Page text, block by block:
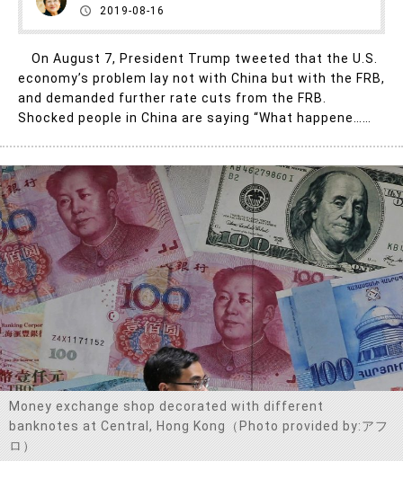
2019-08-16
On August 7, President Trump tweeted that the U.S.
economy’s problem lay not with China but with the FRB,
and demanded further rate cuts from the FRB.
Shocked people in China are saying “What happene……
Money exchange shop decorated with different
banknotes at Central, Hong Kong（Photo provided by:アフ
ロ）